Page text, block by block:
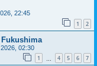
22:45
1 2
02:30
1 4 5 6 7